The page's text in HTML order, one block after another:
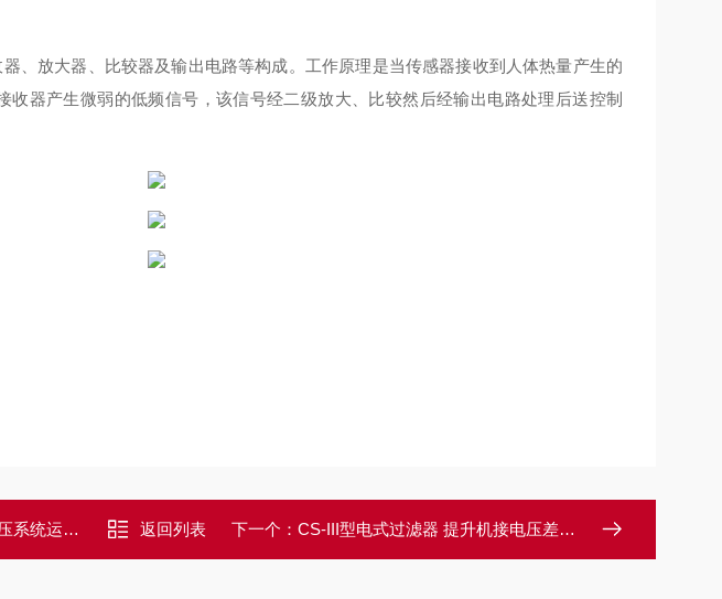
、放大器、比较器及输出电路等构成。工作原理是当传感器接收到人体热量产生的
收器产生微弱的低频信号，该信号经二级放大、比较然后经输出电路处理后送控制
行传感器 返回列表 下一个： CS-III型电式过滤器 提升机接电压差发讯器